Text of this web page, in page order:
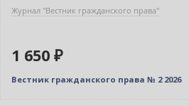
Журнал "Вестник гражданского права"
1 650 ₽
Вестник гражданского права № 2 2026